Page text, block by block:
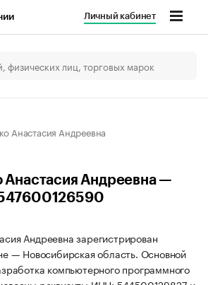
Личный кабинет
Анастасия Андреевна
Анастасия Андреевна —
Андреевна зарегистрирован
— Новосибирская область. Основной
компьютерного программного